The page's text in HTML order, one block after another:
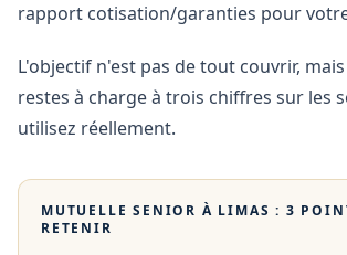
rapport cotisation/garanties pour
L'objectif n'est pas de tout couvrir,
restes à charge à trois chiffres sur les
utilisez réellement.
MUTUELLE SENIOR À LIMAS : 3
RETENIR